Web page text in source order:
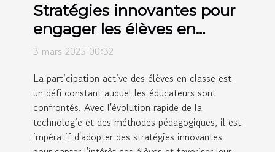
Stratégies innovantes pour
engager les élèves en
classe
3 mars 2025 00:32
La participation active des élèves en classe est
un défi constant auquel les éducateurs sont
confrontés. Avec l'évolution rapide de la
technologie et des méthodes pédagogiques, il est
impératif d'adopter des stratégies innovantes